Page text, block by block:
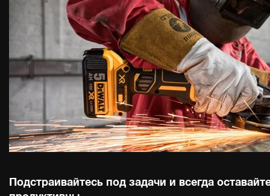
Подстраивайтесь под задачи и всегда